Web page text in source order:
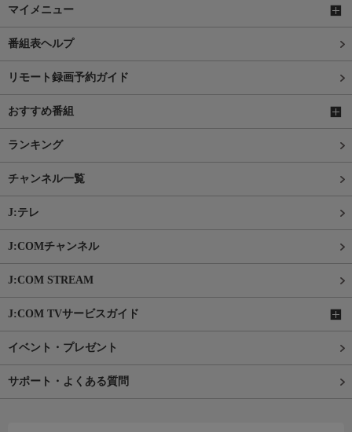
マイメニュー
番組表ヘルプ
リモート録画予約ガイド
おすすめ番組
ランキング
チャンネル一覧
J:テレ
J:COMチャンネル
J:COM STREAM
J:COM TVサービスガイド
イベント・プレゼント
サポート・よくある質問